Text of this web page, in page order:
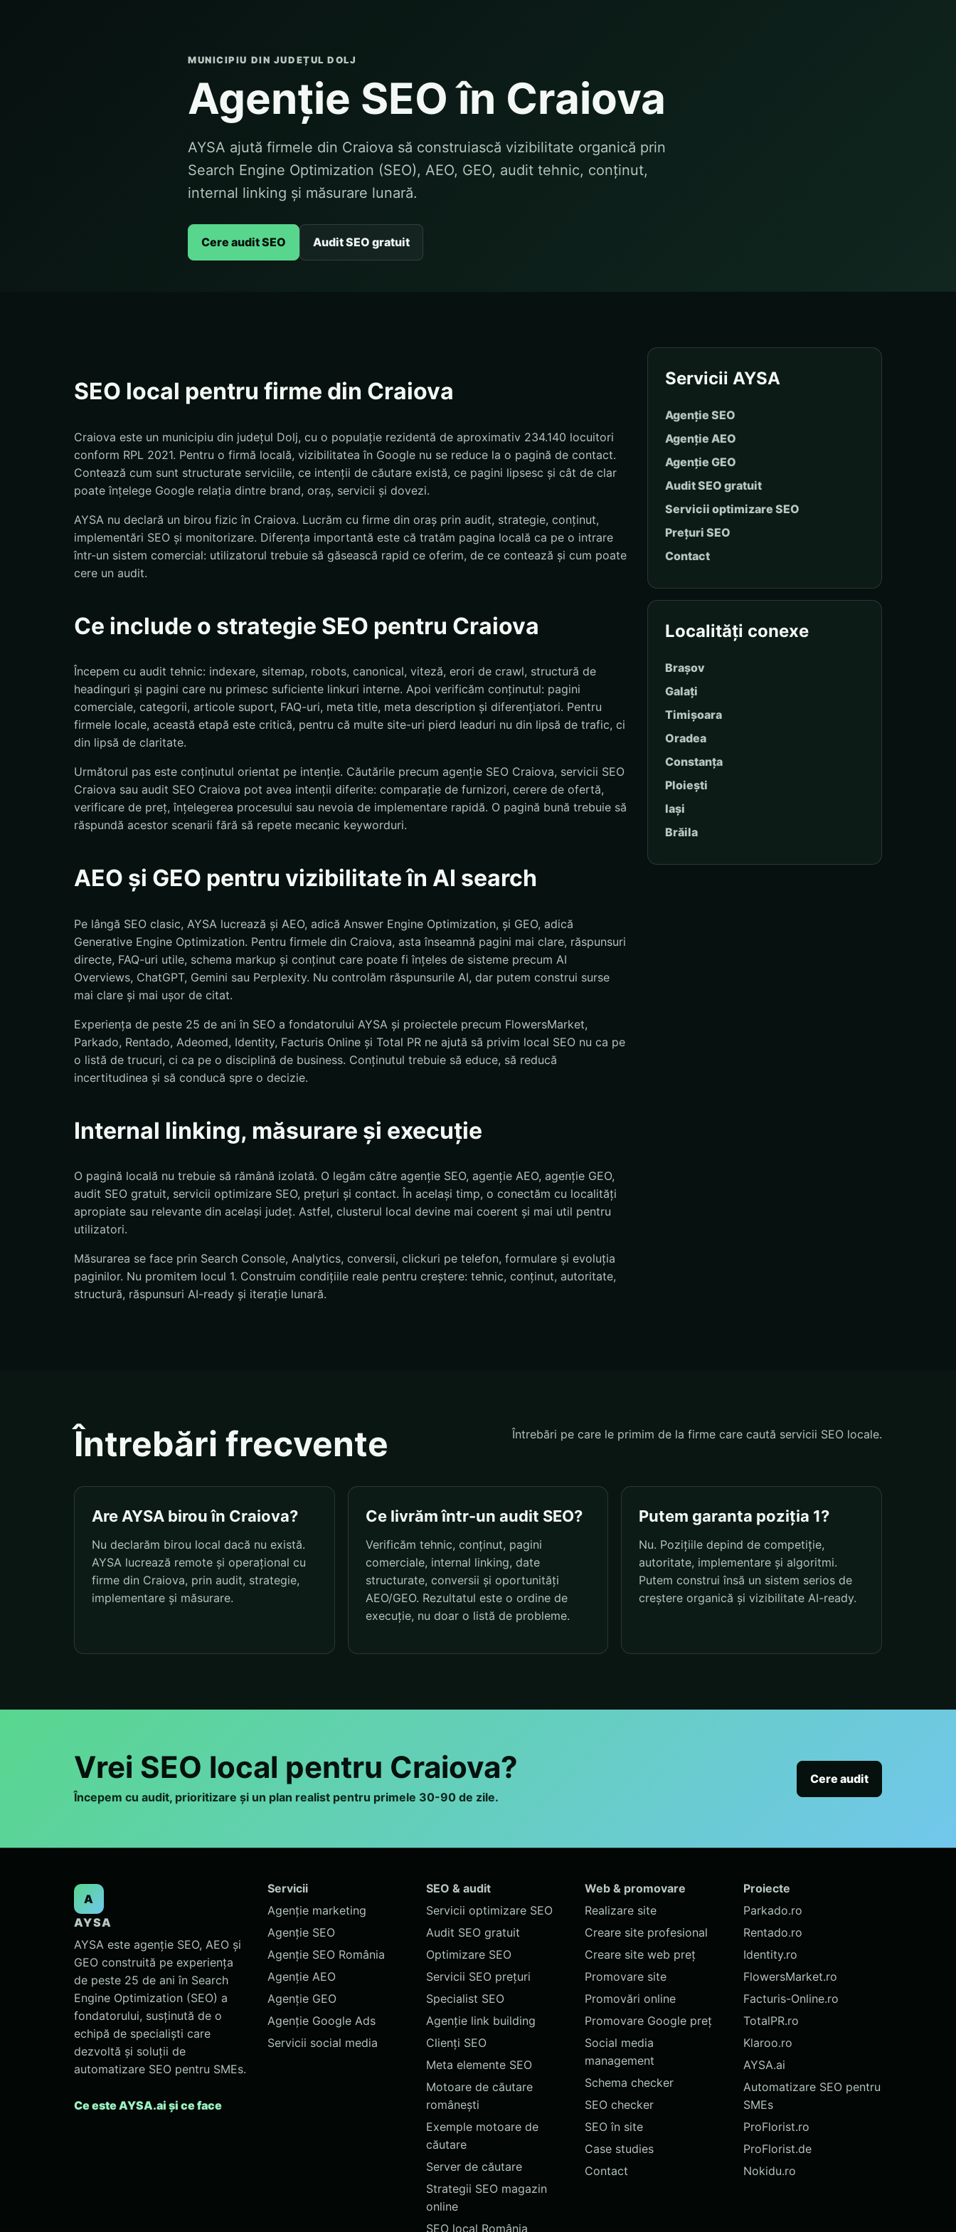
MUNICIPIU DIN JUDEȚUL DOLJ
Agenție SEO în Craiova
AYSA ajută firmele din Craiova să construiască vizibilitate organică prin
Search Engine Optimization (SEO), AEO, GEO, audit tehnic, conținut,
internal linking și măsurare lunară.
Cere audit SEO Audit SEO gratuit
SEO local pentru firme din Craiova
Craiova este un municipiu din județul Dolj, cu o populație rezidentă de aproximativ 234.140 locuitori
conform RPL 2021. Pentru o firmă locală, vizibilitatea în Google nu se reduce la o pagină de contact.
Contează cum sunt structurate serviciile, ce intenții de căutare există, ce pagini lipsesc și cât de clar
poate înțelege Google relația dintre brand, oraș, servicii și dovezi.
AYSA nu declară un birou fizic în Craiova. Lucrăm cu firme din oraș prin audit, strategie, conținut,
implementări SEO și monitorizare. Diferența importantă este că tratăm pagina locală ca pe o intrare
într-un sistem comercial: utilizatorul trebuie să găsească rapid ce oferim, de ce contează și cum poate
cere un audit.
Ce include o strategie SEO pentru Craiova
Începem cu audit tehnic: indexare, sitemap, robots, canonical, viteză, erori de crawl, structură de
headinguri și pagini care nu primesc suficiente linkuri interne. Apoi verificăm conținutul: pagini
comerciale, categorii, articole suport, FAQ-uri, meta title, meta description și diferențiatori. Pentru
firmele locale, această etapă este critică, pentru că multe site-uri pierd leaduri nu din lipsă de trafic, ci
din lipsă de claritate.
Următorul pas este conținutul orientat pe intenție. Căutările precum agenție SEO Craiova, servicii SEO
Craiova sau audit SEO Craiova pot avea intenții diferite: comparație de furnizori, cerere de ofertă,
verificare de preț, înțelegerea procesului sau nevoia de implementare rapidă. O pagină bună trebuie să
răspundă acestor scenarii fără să repete mecanic keyworduri.
AEO și GEO pentru vizibilitate în AI search
Pe lângă SEO clasic, AYSA lucrează și AEO, adică Answer Engine Optimization, și GEO, adică
Generative Engine Optimization. Pentru firmele din Craiova, asta înseamnă pagini mai clare, răspunsuri
directe, FAQ-uri utile, schema markup și conținut care poate fi înțeles de sisteme precum AI
Overviews, ChatGPT, Gemini sau Perplexity. Nu controlăm răspunsurile AI, dar putem construi surse
mai clare și mai ușor de citat.
Experiența de peste 25 de ani în SEO a fondatorului AYSA și proiectele precum FlowersMarket,
Parkado, Rentado, Adeomed, Identity, Facturis Online și Total PR ne ajută să privim local SEO nu ca pe
o listă de trucuri, ci ca pe o disciplină de business. Conținutul trebuie să educe, să reducă
incertitudinea și să conducă spre o decizie.
Internal linking, măsurare și execuție
O pagină locală nu trebuie să rămână izolată. O legăm către agenție SEO, agenție AEO, agenție GEO,
audit SEO gratuit, servicii optimizare SEO, prețuri și contact. În același timp, o conectăm cu localități
apropiate sau relevante din același județ. Astfel, clusterul local devine mai coerent și mai util pentru
utilizatori.
Măsurarea se face prin Search Console, Analytics, conversii, clickuri pe telefon, formulare și evoluția
paginilor. Nu promitem locul 1. Construim condițiile reale pentru creștere: tehnic, conținut, autoritate,
structură, răspunsuri AI-ready și iterație lunară.
Servicii AYSA
Agenție SEO
Agenție AEO
Agenție GEO
Audit SEO gratuit
Servicii optimizare SEO
Prețuri SEO
Contact
Localități conexe
Brașov
Galați
Timișoara
Oradea
Constanța
Ploiești
Iași
Brăila
Întrebări frecvente Întrebări pe care le primim de la firme care caută servicii SEO locale.
Are AYSA birou în Craiova?
Nu declarăm birou local dacă nu există.
AYSA lucrează remote și operațional cu
firme din Craiova, prin audit, strategie,
implementare și măsurare.
Ce livrăm într-un audit SEO?
Verificăm tehnic, conținut, pagini
comerciale, internal linking, date
structurate, conversii și oportunități
AEO/GEO. Rezultatul este o ordine de
execuție, nu doar o listă de probleme.
Putem garanta poziția 1?
Nu. Pozițiile depind de competiție,
autoritate, implementare și algoritmi.
Putem construi însă un sistem serios de
creștere organică și vizibilitate AI-ready.
Vrei SEO local pentru Craiova?
Începem cu audit, prioritizare și un plan realist pentru primele 30-90 de zile.
Cere audit
A
AYSA
AYSA este agenție SEO, AEO și
GEO construită pe experiența
de peste 25 de ani în Search
Engine Optimization (SEO) a
fondatorului, susținută de o
echipă de specialiști care
dezvoltă și soluții de
automatizare SEO pentru SMEs.
Ce este AYSA.ai și ce face
Servicii
Agenție marketing
Agenție SEO
Agenție SEO România
Agenție AEO
Agenție GEO
Agenție Google Ads
Servicii social media
SEO & audit
Servicii optimizare SEO
Audit SEO gratuit
Optimizare SEO
Servicii SEO prețuri
Specialist SEO
Agenție link building
Clienți SEO
Meta elemente SEO
Motoare de căutare
românești
Exemple motoare de
căutare
Server de căutare
Strategii SEO magazin
online
SEO local România
Web & promovare
Realizare site
Creare site profesional
Creare site web preț
Promovare site
Promovări online
Promovare Google preț
Social media
management
Schema checker
SEO checker
SEO în site
Case studies
Contact
Proiecte
Parkado.ro
Rentado.ro
Identity.ro
FlowersMarket.ro
Facturis-Online.ro
TotalPR.ro
Klaroo.ro
AYSA.ai
Automatizare SEO pentru
SMEs
ProFlorist.ro
ProFlorist.de
Nokidu.ro